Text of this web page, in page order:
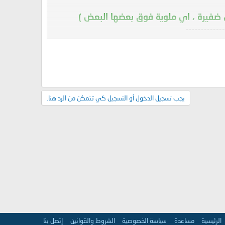
، اي ملوية فوق بعضها البعض )
وماذا عن ما درسناه أن السجود ركن من
يجب تسجيل الدخول أو التسجيل كي تتمكن من الرد هنا.
الرئيسية مساعدة سياسة الخصوصية الشروط والقوانين إتصل بنا